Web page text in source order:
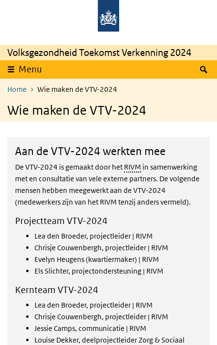
Sport
Volksgezondheid Toekomst Verkenning 2024
Menu
Home Wie maken de VTV-2024
Wie maken de VTV-2024
Aan de VTV-2024 werkten mee
De VTV-2024 is gemaakt door het RIVM in samenwerking
met en consultatie van vele externe partners. De volgende
mensen hebben meegewerkt aan de VTV-2024
(medewerkers zijn van het RIVM tenzij anders vermeld).
Projectteam VTV-2024
Lea den Broeder, projectleider | RIVM
Chrisje Couwenbergh, projectleider | RIVM
Evelyn Heugens (kwartiermaker) | RIVM
Els Slichter, projectondersteuning | RIVM
Kernteam VTV-2024
Lea den Broeder, projectleider | RIVM
Chrisje Couwenbergh, projectleider | RIVM
Jessie Camps, communicatie | RIVM
Louise Dekker, deelprojectleider Zorg & Sociaal